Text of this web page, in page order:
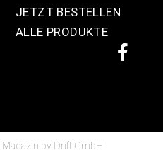
JETZT BESTELLEN
ALLE PRODUKTE
by Drift GmbH